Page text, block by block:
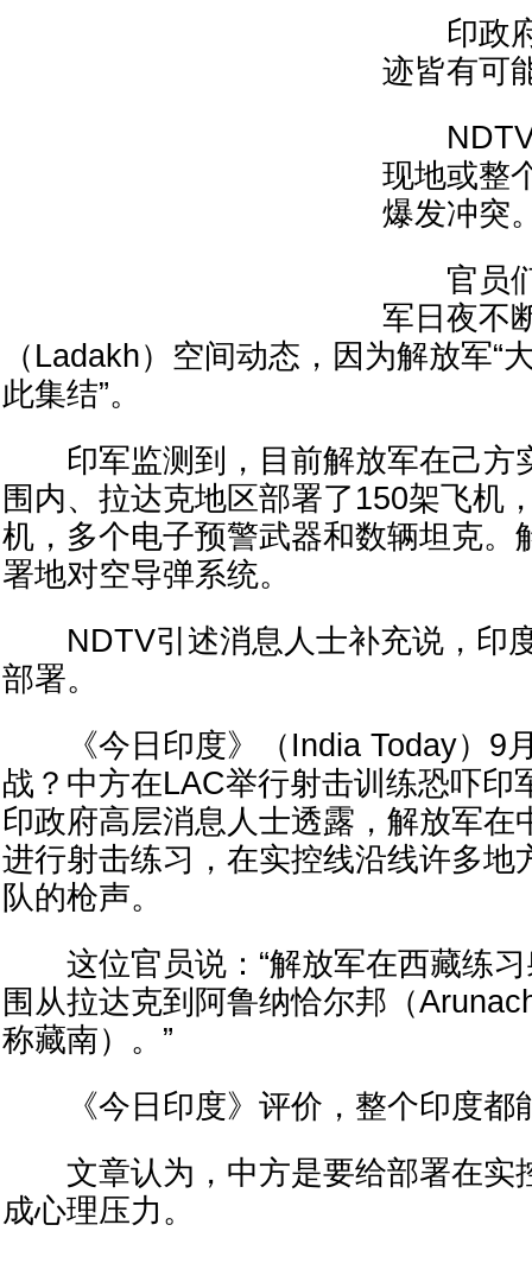
印政府
迹皆有可
NDTV
现地或整
爆发冲突
官员们
军日夜不
（Ladakh）空间动态，因为解放军“
此集结”。
印军监测到，目前解放军在己方
围内、拉达克地区部署了150架飞机
机，多个电子预警武器和数辆坦克。
署地对空导弹系统。
NDTV引述消息人士补充说，印
部署。
《今日印度》（India Today）9
战？中方在LAC举行射击训练恐吓印
印政府高层消息人士透露，解放军在
进行射击练习，在实控线沿线许多地
队的枪声。
这位官员说：“解放军在西藏练习
围从拉达克到阿鲁纳恰尔邦（
称藏南）。”
《今日印度》评价，整个印度都
文章认为，中方是要给部署在实
成心理压力。